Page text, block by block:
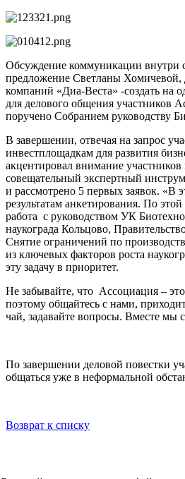
Обсуждение коммуникации внутри
предложение Светланы Хомичевой,
компаний «Диа-Веста» -создать на
для делового общения участников
поручено Собранием руководству
В завершении, отвечая на запрос
инвестплощадкам для развития
акцентировал внимание участников
совещательный экспертный
и рассмотрено 5 первых заявок. «В
результатам анкетирования. По
работа с руководством УК
наукограда Кольцово,
Снятие ограничений по
из ключевых факторов роста
эту задачу в приоритет.
Не забывайте, что Ассоциация –
поэтому общайтесь с нами,
чай, задавайте вопросы. Вместе мы
По завершении деловой повестки
общаться уже в неформальной
Возврат к списку